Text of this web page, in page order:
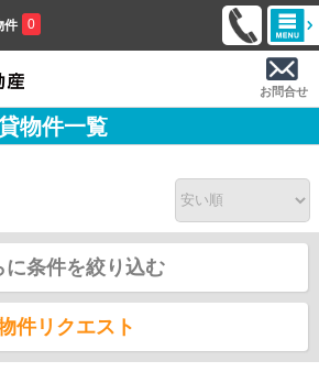
件 0
お問合せ
物件一覧
に条件を絞り込む
件リクエスト